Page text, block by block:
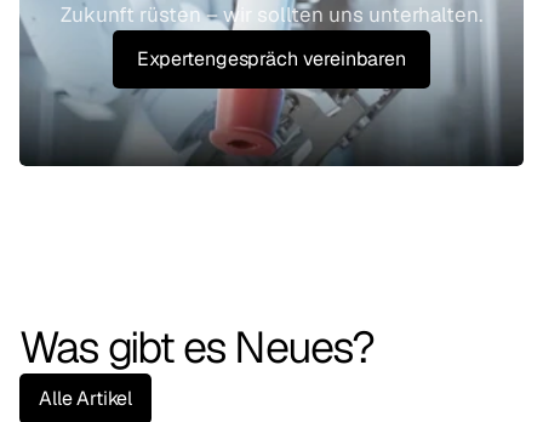
Zukunft rüsten – wir sollten uns unterhalten.
Expertengespräch vereinbaren
Was gibt es Neues?
Alle Artikel